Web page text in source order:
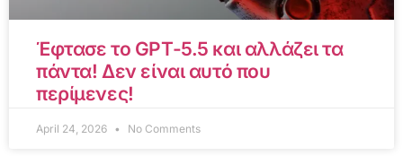
Έφτασε το GPT-5.5 και αλλάζει τα
πάντα! Δεν είναι αυτό που
περίμενες!
April 24, 2026 No Comments